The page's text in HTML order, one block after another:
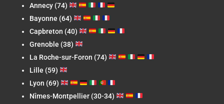
Annecy (74)
Bayonne (64)
Capbreton (40)
Grenoble (38)
La Roche-sur-Foron (74)
Lille (59)
Lyon (69)
Nîmes-Montpellier (30-34)